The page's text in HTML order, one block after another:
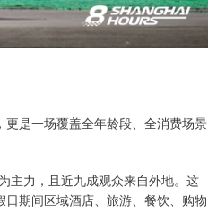
是一场覆盖全年龄段、全消费场景
主力，且近九成观众来自外地。这
期间区域酒店、旅游、餐饮、购物